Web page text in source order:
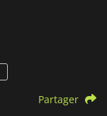
Partager